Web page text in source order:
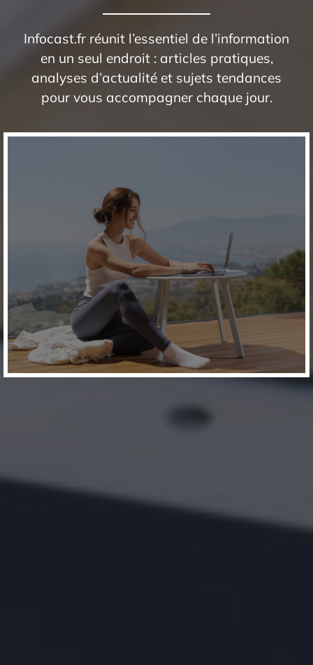
Infocast.fr réunit l’essentiel de l’information
en un seul endroit : articles pratiques,
analyses d’actualité et sujets tendances
pour vous accompagner chaque jour.